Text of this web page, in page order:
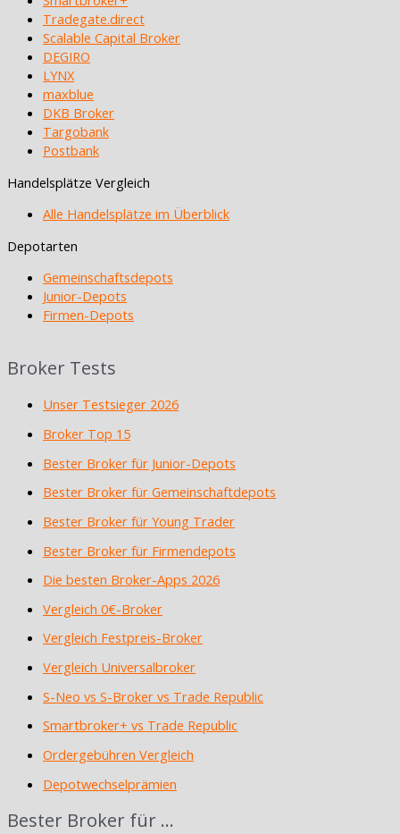
Tradegate.direct
Scalable Capital Broker
DEGIRO
LYNX
maxblue
DKB Broker
Targobank
Postbank
Handelsplätze Vergleich
Alle Handelsplätze im Überblick
Depotarten
Gemeinschaftsdepots
Junior-Depots
Firmen-Depots
Broker Tests
Unser Testsieger 2026
Broker Top 15
Bester Broker für Junior-Depots
Bester Broker für Gemeinschaftdepots
Bester Broker für Young Trader
Bester Broker für Firmendepots
Die besten Broker-Apps 2026
Vergleich 0€-Broker
Vergleich Festpreis-Broker
Vergleich Universalbroker
S-Neo vs S-Broker vs Trade Republic
Smartbroker+ vs Trade Republic
Ordergebühren Vergleich
Depotwechselprämien
Bester Broker für …